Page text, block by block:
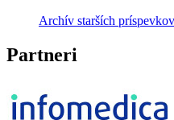
Archív starších
Partneri